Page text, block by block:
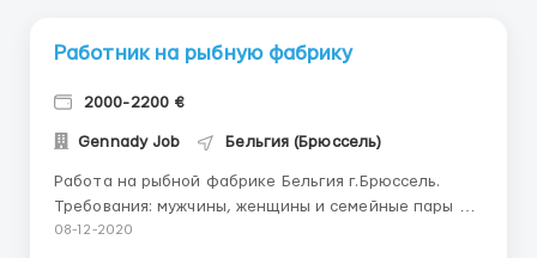
Работник на рыбную фабрику
2000-2200 €
Gennady Job Бельгия (Брюссель)
Работа на рыбной фабрике Бельгия г.Брюссель.
Требования: мужчины, женщины и семейные пары от
18 до 55 лет без проблем со здоровьем
08-12-2020